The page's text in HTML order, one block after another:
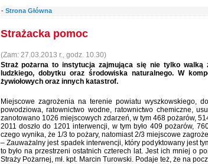
- Strona Główna
Strażacka pomoc
(Zam: 27.03.2013 r., godz. 10.30)
Straż pożarna to instytucja zajmująca się nie tylko
ludzkiego, dobytku oraz środowiska naturalnego. W
żywiołowych oraz innych katastrof.
Miejscowe zagrożenia na terenie powiatu wyszkowskiego,
powodziowa, ratownictwo wodne, ratownictwo chemiczne,
zanotowano 1026 miejscowych zdarzeń, w tym 468 pożarów,
2011 doszło do 1201 interwencji, w tym było 409 pożarów,
czego wynika, że 1/3 to pożary, natomiast 2/3 miejscowe
– Zauważalny jest spadek interwencji, który podyktowany jest
to było na przestrzeni ostatnich czterech lat. Jest ich mniej o
Straży Pożarnej, mł. kpt. Marcin Turowski. Podaje też, że na